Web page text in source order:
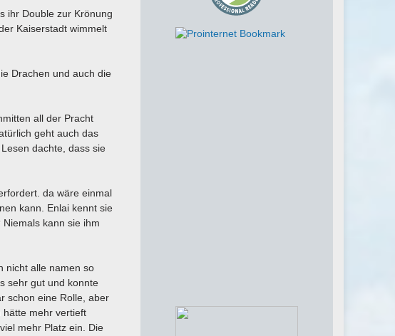
ihr Double zur Krönung
Kaiserstadt wimmelt
Drachen und auch die
all der Pracht
geht auch das
dachte, dass sie
da wäre einmal
kann. Enlai kennt sie
kann sie ihm
nicht alle namen so
sehr gut und konnte
schon eine Rolle, aber
hätte mehr vertieft
mehr Platz ein. Die